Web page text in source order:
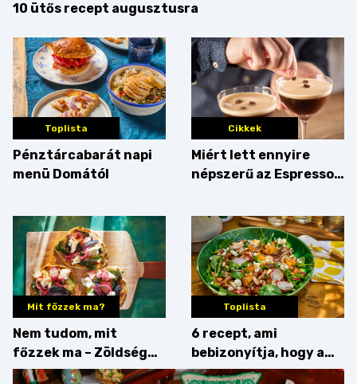
10 ütős recept augusztusra
Toplista
Pénztárcabarát napi
menü Domától
Cikkek
Miért lett ennyire
népszerű az Espresso
érdemes enni mellé?
Mit főzzek ma?
Nem tudom, mit
főzzek ma – Zöldség
minden mennyiségben
Toplista
6 recept, ami
bebizonyítja, hogy a
barack húsok mellé is